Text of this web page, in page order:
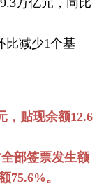
万亿元，同比
比减少1个基
，贴现余额12.6
部签票发生额
75.6%。